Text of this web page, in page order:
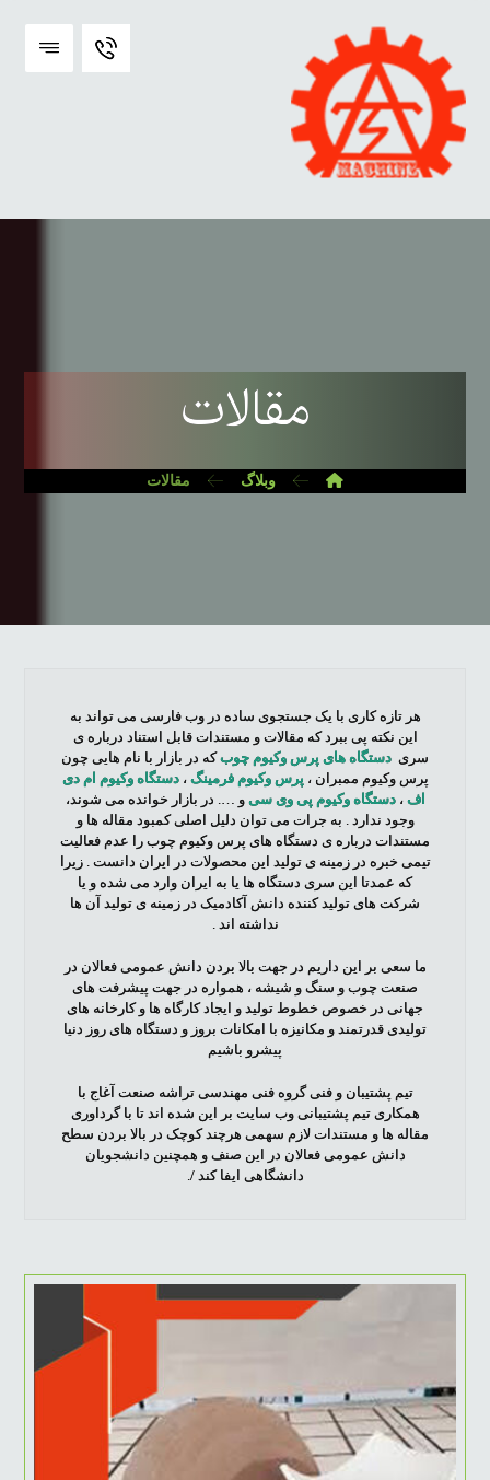
مقالات
وبلاگ مقالات
هر تازه کاری با یک جستجوی ساده در وب فارسی می تواند به
این نکته پی ببرد که مقالات و مستندات قابل استناد درباره ی
سری دستگاه های پرس وکیوم چوبکه در بازار با نام هایی چون
پرس وکیوم ممبران ، پرس وکیوم فرمینگ ،دستگاه وکیوم ام دی
اف ،دستگاه وکیوم پی وی سی و …. در بازار خوانده می شوند،
وجود ندارد . به جرات می توان دلیل اصلی کمبود مقاله ها و
مستندات درباره ی دستگاه های پرس وکیوم چوب را عدم فعالیت
تیمی خبره در زمینه ی تولید این محصولات در ایران دانست . زیرا
که عمدتا این سری دستگاه ها یا به ایران وارد می شده و یا
شرکت های تولید کننده دانش آکادمیک در زمینه ی تولید آن ها
نداشته اند .
ما سعی بر این داریم در جهت بالا بردن دانش عمومی فعالان در
صنعت چوب و سنگ و شیشه ، همواره در جهت پیشرفت های
جهانی در خصوص خطوط تولید و ایجاد کارگاه ها و کارخانه های
تولیدی قدرتمند و مکانیزه با امکانات بروز و دستگاه های روز دنیا
پیشرو باشیم
تیم پشتیبان و فنی گروه فنی مهندسی تراشه صنعت آغاج با
همکاری تیم پشتیبانی وب سایت بر این شده اند تا با گرداوری
مقاله ها و مستندات لازم سهمی هرچند کوچک در بالا بردن سطح
دانش عمومی فعالان در این صنف و همچنین دانشجویان
دانشگاهی ایفا کند /.